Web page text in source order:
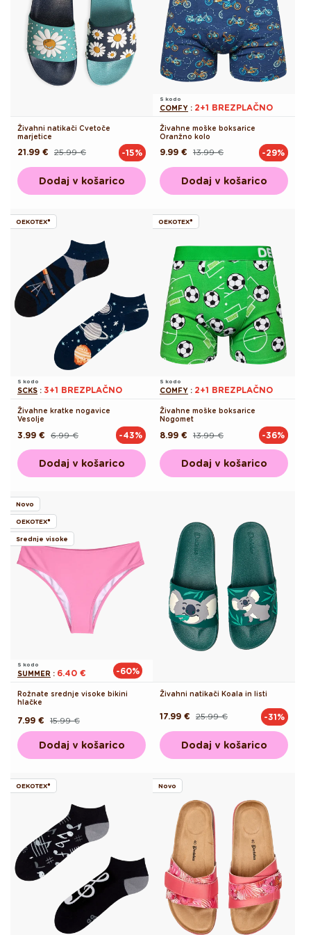
Živahni natikači Cvetoče
marjetice
Redna
25.99 €
Akcijska
21.99 € -15%
Dodaj v košarico
S kodo
COMFY : 2+1 BREZPLAČNO
Živahne moške boksarice
Oranžno kolo
Redna 13.99 €
Akcijska
9.99 € -29%
Dodaj v košarico
OEKOTEX®
S kodo
SCKS : 3+1 BREZPLAČNO
Živahne kratke nogavice
Vesolje
Redna 6.99 €
Akcijska
3.99 € -43%
Dodaj v košarico
OEKOTEX®
S kodo
COMFY : 2+1 BREZPLAČNO
Živahne moške boksarice
Nogomet
Redna 13.99 €
Akcijska
8.99 € -36%
Dodaj v košarico
Novo
OEKOTEX®
Srednje visoke
S kodo
SUMMER : 6.40 € -60%
Rožnate srednje visoke bikini
hlačke
Redna
cena
15.99 €
Akcijska
cena
7.99 €
Dodaj v košarico
Živahni natikači Koala in listi
Redna
25.99 €
Akcijska
17.99 € -31%
Dodaj v košarico
OEKOTEX® Novo